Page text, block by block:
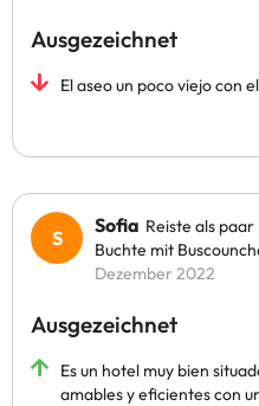
Ausgezeichnet
El aseo un poco viejo con
Sofia Reiste als paar
Buchte mit
Dezember 2022
Ausgezeichnet
Es un hotel muy bien
amables y eficientes con